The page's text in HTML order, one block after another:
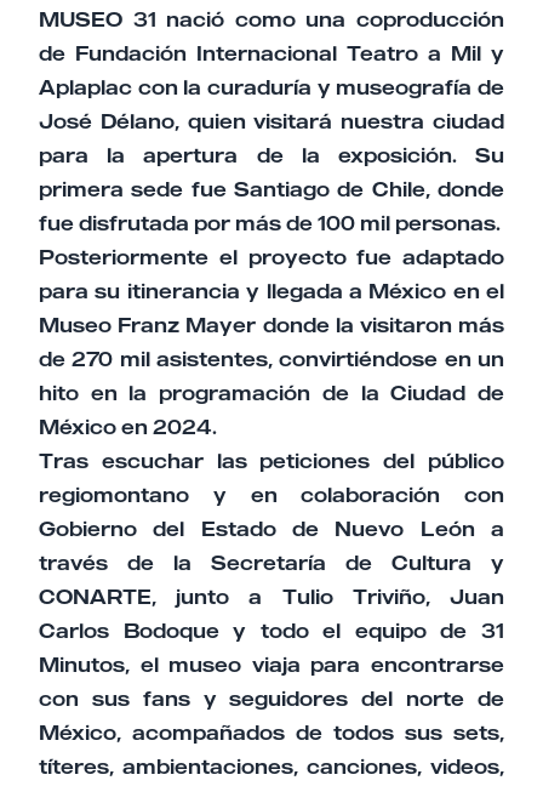
MUSEO 31 nació como una coproducción
de Fundación Internacional Teatro a Mil y
Aplaplac con la curaduría y museografía de
José Délano, quien visitará nuestra ciudad
para la apertura de la exposición. Su
primera sede fue Santiago de Chile, donde
fue disfrutada por más de 100 mil personas.
Posteriormente el proyecto fue adaptado
para su itinerancia y llegada a México en el
Museo Franz Mayer donde la visitaron más
de 270 mil asistentes, convirtiéndose en un
hito en la programación de la Ciudad de
México en 2024.
Tras escuchar las peticiones del público
regiomontano y en colaboración con
Gobierno del Estado de Nuevo León a
través de la Secretaría de Cultura y
CONARTE, junto a Tulio Triviño, Juan
Carlos Bodoque y todo el equipo de 31
Minutos, el museo viaja para encontrarse
con sus fans y seguidores del norte de
México, acompañados de todos sus sets,
títeres, ambientaciones, canciones, videos,